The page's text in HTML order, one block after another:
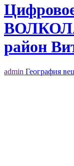
район
admin География